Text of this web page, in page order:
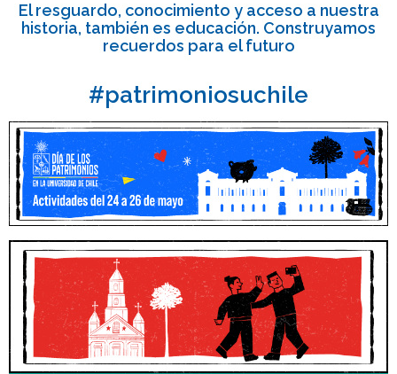
El resguardo, conocimiento y acceso a nuestra
historia, también es educación. Construyamos
recuerdos para el futuro
#patrimoniosuchile